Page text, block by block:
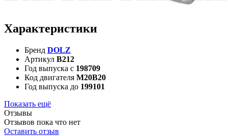
Характеристики
Бренд DOLZ
Артикул B212
Год выпуска с 198709
Код двигателя M20B20
Год выпуска до 199101
Показать ещё
Отзывы
Отзывов пока что нет
Оставить отзыв